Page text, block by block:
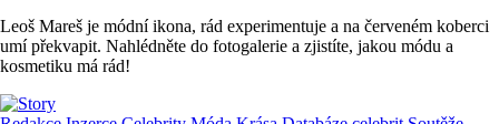
Leoš Mareš je módní ikona, rád experimentuje a na červeném koberci
umí překvapit. Nahlédněte do fotogalerie a zjistíte, jakou módu a
kosmetiku má rád!